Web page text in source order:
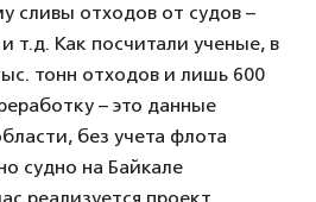
сливы отходов от судов –
т.д. Как посчитали ученые, в
тонн отходов и лишь 600
– это данные
без учета флота
судно на Байкале